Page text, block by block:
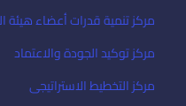
مركز تنمية قدرات أعضاء هيئة
مركز توكيد الجودة والاعتماد
مركز التخطيط الاستراتيجى